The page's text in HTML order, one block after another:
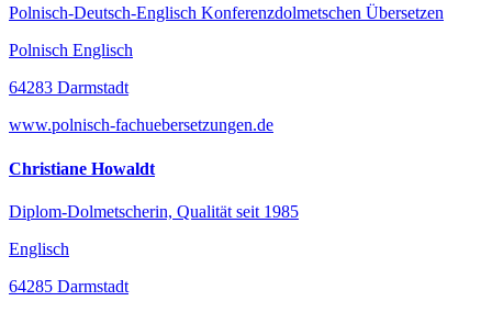
Polnisch-Deutsch-Englisch Konferenzdolmetschen Übersetzen
Polnisch Englisch
64283 Darmstadt
www.polnisch-fachuebersetzungen.de
Christiane Howaldt
Diplom-Dolmetscherin, Qualität seit 1985
Englisch
64285 Darmstadt